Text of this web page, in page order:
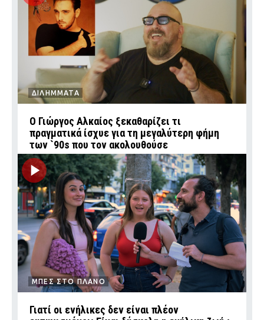
ΔΙΛΗΜΜΑΤΑ
Ο Γιώργος Αλκαίος ξεκαθαρίζει τι
πραγματικά ίσχυε για τη μεγαλύτερη φήμη
των `90s που τον ακολουθούσε
ΜΠΕΣ ΣΤΟ ΠΛΑΝΟ
Γιατί οι ενήλικες δεν είναι πλέον